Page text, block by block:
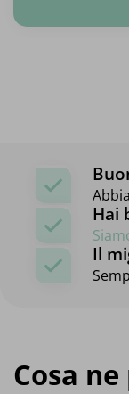
Hai
Il
Cosa